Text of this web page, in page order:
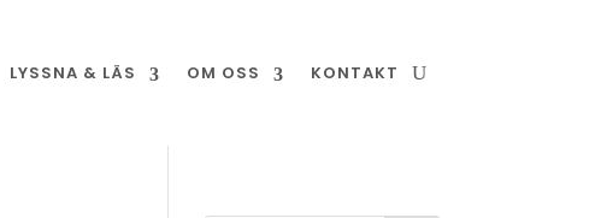
LYSSNA & LÄS OM OSS KONTAKT